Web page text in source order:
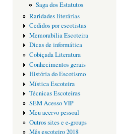
Saga dos Estatutos
Raridades literárias
Cedidos por escotistas
Memorabilia Escoteira
Dicas de informática
Cobiçada Literatura
Conhecimentos gerais
História do Escotismo
Mística Escoteira
Técnicas Escoteiras
SEM Acesso VIP
Meu acervo pessoal
Outros sites e e-groups
Mês escoteiro 2018